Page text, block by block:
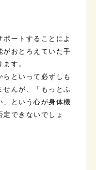
ートすることによ
がおとろえていた手
す。
といって必ずしも
せんが、「もっとふ
」という心が身体機
できないでしょ